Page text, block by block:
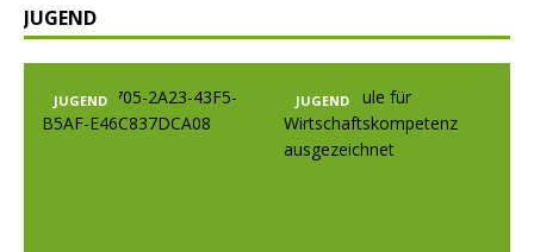
JUGEND
JUGEND JUGEND